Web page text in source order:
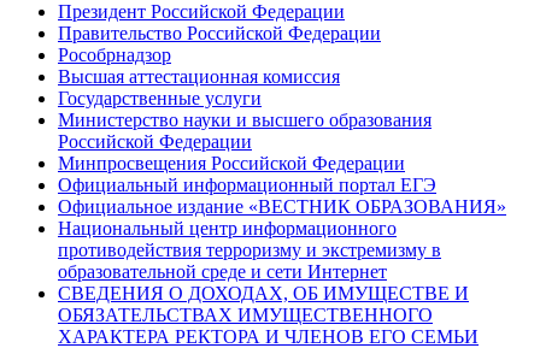
Президент Российской Федерации
Правительство Российской Федерации
Рособрнадзор
Высшая аттестационная комиссия
Государственные услуги
Министерство науки и высшего образования
Российской Федерации
Минпросвещения Российской Федерации
Официальный информационный портал ЕГЭ
Официальное издание «ВЕСТНИК ОБРАЗОВАНИЯ»
Национальный центр информационного
противодействия терроризму и экстремизму в
образовательной среде и сети Интернет
СВЕДЕНИЯ О ДОХОДАХ, ОБ ИМУЩЕСТВЕ И
ОБЯЗАТЕЛЬСТВАХ ИМУЩЕСТВЕННОГО
ХАРАКТЕРА РЕКТОРА И ЧЛЕНОВ ЕГО СЕМЬИ